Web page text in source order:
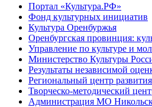
Портал «Культура.РФ»
Фонд культурных инициатив
Культура Оренбуржья
Оренбургская провинция:
Управление по культуре и
Министерство Культуры
Результаты независимой
Региональный центр
Творческо-методический
Администрация МО